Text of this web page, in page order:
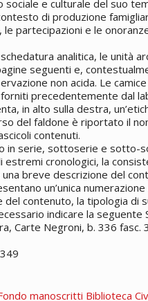
e culturale del suo
di produzione
le partecipazioni e le
analitica, le unità
seguenti e,
non acida. Le
precedentemente dal
in alto sulla destra,
del faldone è riportato il
contenuti.
in serie, sottoserie e sotto-
estremi cronologici, la
breve descrizione del
un’unica
del contenuto, la tipologia di
indicare la
Carte Negroni, b. 336 fasc.
manoscritti Biblioteca